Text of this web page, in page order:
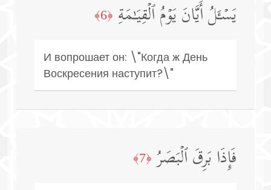
یَسۡـَٔلُ أَیَّانَ یَوۡمُ ٱلۡقِیَـٰمَةِ ﴿6﴾
И вопрошает он: \"Когда ж День
Воскресения наступит?\"
فَإِذَا بَرِقَ ٱلۡبَصَرُ ﴿7﴾